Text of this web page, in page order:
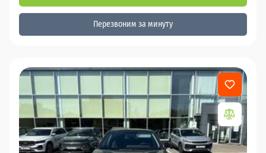
Перезвоним за минуту